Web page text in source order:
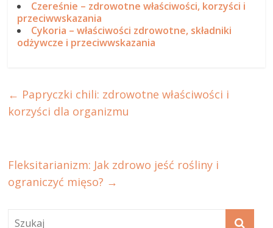
Czereśnie – zdrowotne właściwości, korzyści i
przeciwwskazania
Cykoria – właściwości zdrowotne, składniki
odżywcze i przeciwwskazania
← Papryczki chili: zdrowotne właściwości i
korzyści dla organizmu
Fleksitarianizm: Jak zdrowo jeść rośliny i
ograniczyć mięso? →